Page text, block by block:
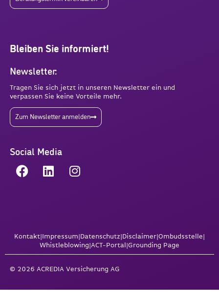
Bleiben Sie informiert!
Newsletter:
Tragen Sie sich jetzt in unseren Newsletter ein und
verpassen Sie keine Vorteile mehr.
Zum Newsletter anmelden
Social Media
Kontakt|Impressum|Datenschutz|Disclaimer|Ombudsstelle|
Whistleblowing|ACT-Portal|Grounding Page
© 2026 ACREDIA Versicherung AG